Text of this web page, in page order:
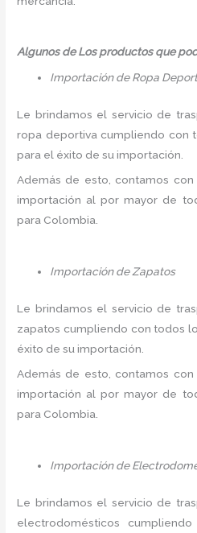
Algunos de Los productos que
Importación de Ropa
Le brindamos el servicio de
ropa deportiva cumpliendo con
para el éxito de su importación.
Además de esto, contamos
importación al por mayor de
para Colombia.
Importación de Zapatos
Le brindamos el servicio de
zapatos cumpliendo con todos
éxito de su importación.
Además de esto, contamos
importación al por mayor de
para Colombia.
Importación de
Le brindamos el servicio de
electrodomésticos